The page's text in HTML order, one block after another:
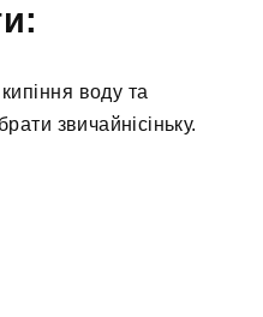
воду та
звичайнісіньку.